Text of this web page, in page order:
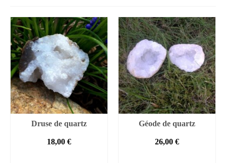
Druse de quartz
18,00 €
Géode de quartz
26,00 €